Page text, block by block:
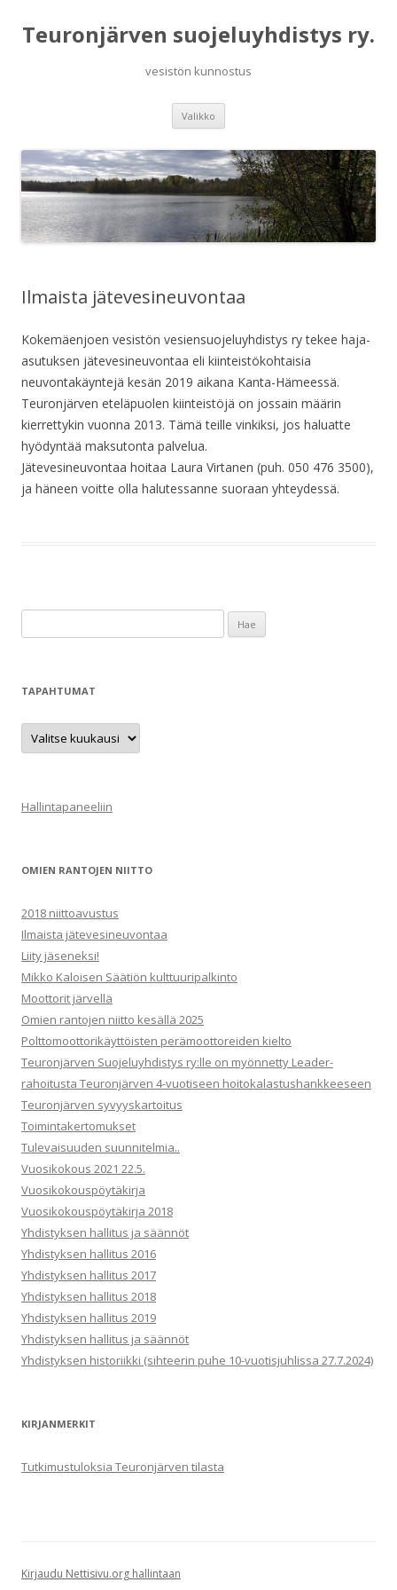
Teuronjärven suojeluyhdistys ry.
vesistön kunnostus
Valikko
Ilmaista jätevesineuvontaa
Kokemäenjoen vesistön vesiensuojeluyhdistys ry tekee haja-
asutuksen jätevesineuvontaa eli kiinteistökohtaisia
neuvontakäyntejä kesän 2019 aikana Kanta-Hämeessä.
Teuronjärven eteläpuolen kiinteistöjä on jossain määrin
kierrettykin vuonna 2013. Tämä teille vinkiksi, jos haluatte
hyödyntää maksutonta palvelua.
Jätevesineuvontaa hoitaa Laura Virtanen (puh. 050 476 3500),
ja häneen voitte olla halutessanne suoraan yhteydessä.
a
u
TAPAHTUMAT
T
p
u
m
Hallintapaneeliin
OMIEN RANTOJEN NIITTO
2018 niittoavustus
Ilmaista jätevesineuvontaa
Liity jäseneksi!
Mikko Kaloisen Säätiön kulttuuripalkinto
Moottorit järvellä
Omien rantojen niitto kesällä 2025
Polttomoottorikäyttöisten perämoottoreiden kielto
Teuronjärven Suojeluyhdistys ry:lle on myönnetty Leader-
rahoitusta Teuronjärven 4-vuotiseen hoitokalastushankkeeseen
Teuronjärven syvyyskartoitus
Toimintakertomukset
Tulevaisuuden suunnitelmia..
Vuosikokous 2021 22.5.
Vuosikokouspöytäkirja
Vuosikokouspöytäkirja 2018
Yhdistyksen hallitus ja säännöt
Yhdistyksen hallitus 2016
Yhdistyksen hallitus 2017
Yhdistyksen hallitus 2018
Yhdistyksen hallitus 2019
Yhdistyksen hallitus ja säännöt
Yhdistyksen historiikki (sihteerin puhe 10-vuotisjuhlissa 27.7.2024)
KIRJANMERKIT
Tutkimustuloksia Teuronjärven tilasta
Kirjaudu Nettisivu.org hallintaan